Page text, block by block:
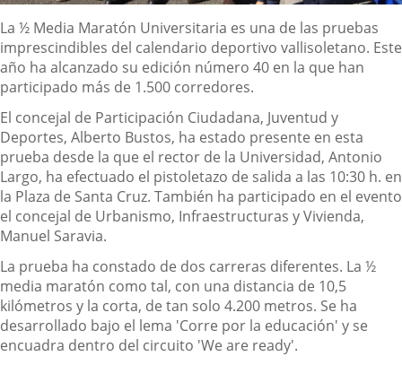
Descripción
La ½ Media Maratón Universitaria es una de las pruebas
imprescindibles del calendario deportivo vallisoletano. Este
año ha alcanzado su edición número 40 en la que han
participado más de 1.500 corredores.
El concejal de Participación Ciudadana, Juventud y
Deportes, Alberto Bustos, ha estado presente en esta
prueba desde la que el rector de la Universidad, Antonio
Largo, ha efectuado el pistoletazo de salida a las 10:30 h. en
la Plaza de Santa Cruz. También ha participado en el evento
el concejal de Urbanismo, Infraestructuras y Vivienda,
Manuel Saravia.
La prueba ha constado de dos carreras diferentes. La ½
media maratón como tal, con una distancia de 10,5
kilómetros y la corta, de tan solo 4.200 metros. Se ha
desarrollado bajo el lema 'Corre por la educación' y se
encuadra dentro del circuito 'We are ready'.